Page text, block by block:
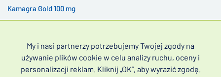
Kamagra Gold 100 mg
Leki na zaburzenia erekcji bez recepty (często poszukiwane
My i nasi partnerzy potrzebujemy Twojej zgody na
używanie plików cookie w celu analizy ruchu, oceny i
personalizacji reklam. Kliknij „OK”, aby wyrazić zgodę.